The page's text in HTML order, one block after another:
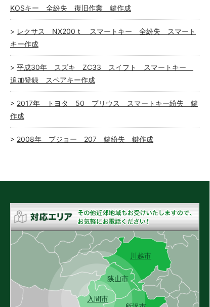
KOSキー 全紛失 復旧作業 鍵作成
レクサス NX200ｔ スマートキー 全紛失 スマート
キー作成
平成30年 スズキ ZC33 スイフト スマートキー
追加登録 スペアキー作成
2017年 トヨタ 50 プリウス スマートキー紛失 鍵
作成
2008年 プジョー 207 鍵紛失 鍵作成
入間市
狭山市
川越市